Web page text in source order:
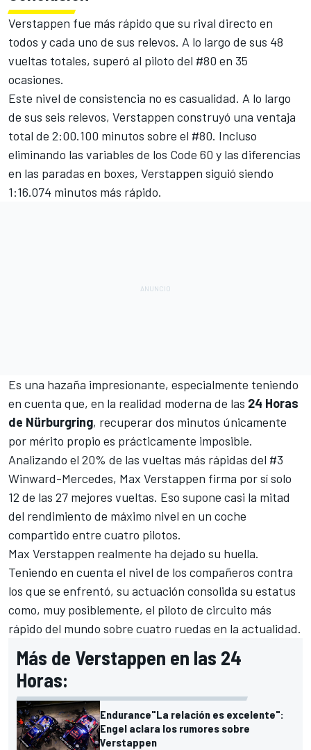
Verstappen fue más rápido que su rival directo en
todos y cada uno de sus relevos. A lo largo de sus 48
vueltas totales, superó al piloto del #80 en 35
ocasiones.
Este nivel de consistencia no es casualidad. A lo largo
de sus seis relevos, Verstappen construyó una ventaja
total de 2:00.100 minutos sobre el #80. Incluso
eliminando las variables de los Code 60 y las diferencias
en las paradas en boxes, Verstappen siguió siendo
1:16.074 minutos más rápido.
Es una hazaña impresionante, especialmente teniendo
en cuenta que, en la realidad moderna de las 24 Horas
de Nürburgring, recuperar dos minutos únicamente
por mérito propio es prácticamente imposible.
Analizando el 20% de las vueltas más rápidas del #3
Winward-Mercedes, Max Verstappen firma por sí solo
12 de las 27 mejores vueltas. Eso supone casi la mitad
del rendimiento de máximo nivel en un coche
compartido entre cuatro pilotos.
Max Verstappen realmente ha dejado su huella.
Teniendo en cuenta el nivel de los compañeros contra
los que se enfrentó, su actuación consolida su estatus
como, muy posiblemente, el piloto de circuito más
rápido del mundo sobre cuatro ruedas en la actualidad.
Más de Verstappen en las 24
Horas:
Endurance"La relación es excelente":
Engel aclara los rumores sobre
Verstappen